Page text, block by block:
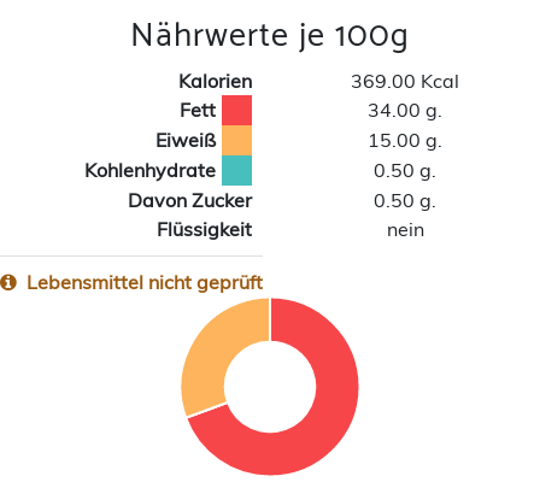
Nährwerte je 100g
Kalorien
369.00 Kcal
Fett
34.00 g.
Eiweiß
15.00 g.
Kohlenhydrate
0.50 g.
Davon Zucker
0.50 g.
Flüssigkeit
nein
Lebensmittel nicht geprüft